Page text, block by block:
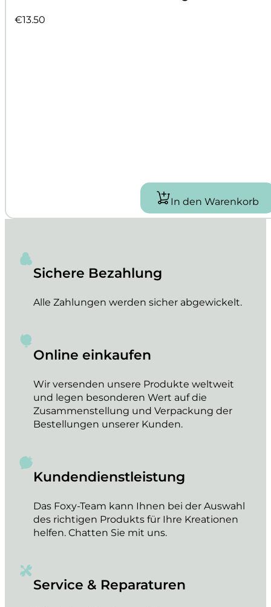
€13.50
In den Warenkorb
Sichere Bezahlung
Alle Zahlungen werden sicher abgewickelt.
Online einkaufen
Wir versenden unsere Produkte weltweit
und legen besonderen Wert auf die
Zusammenstellung und Verpackung der
Bestellungen unserer Kunden.
Kundendienstleistung
Das Foxy-Team kann Ihnen bei der Auswahl
des richtigen Produkts für Ihre Kreationen
helfen. Chatten Sie mit uns.
Service & Reparaturen